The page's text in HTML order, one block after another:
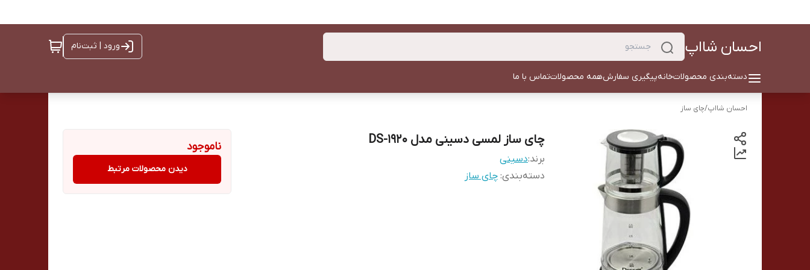
احسان شااپ ورود | ثبت‌نام
دسته‌بندی محصولاتخانهپیگیری سفارشهمه محصولاتتماس با ما
احسان شااپ/چای ساز
چای ساز لمسی دسینی مدل DS-1920
برند:دسینی
دسته‌بندی: چای ساز
ناموجود
دیدن محصولات مرتبط